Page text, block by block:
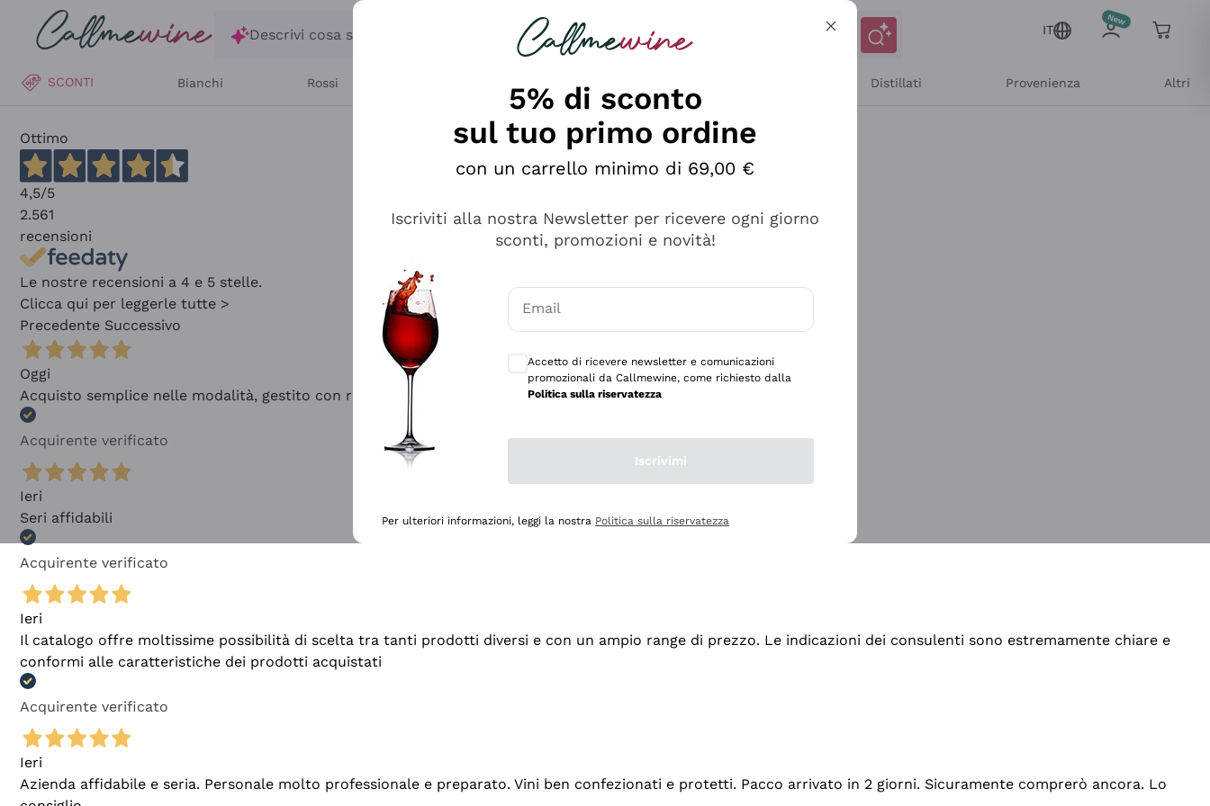
Salta al contenuto principale
Descrivi cosa stai cercando
IT
SCONTI Bianchi Rossi Distillati Provenienza Altri
Ottimo
4,5/5
2.561
recensioni
Le nostre recensioni a 4 e 5 stelle.
Clicca qui per leggerle tutte >
Precedente Successivo
Oggi
Acquisto semplice nelle modalità, gestito con rapidità e professionalità
Acquirente verificato
Ieri
Seri affidabili
Acquirente verificato
Ieri
Il catalogo offre moltissime possibilità di scelta tra tanti prodotti diversi e con un ampio range di prezzo. Le indicazioni dei consulenti sono estremamente chiare e
conformi alle caratteristiche dei prodotti acquistati
Acquirente verificato
Ieri
Azienda affidabile e seria. Personale molto professionale e preparato. Vini ben confezionati e protetti. Pacco arrivato in 2 giorni. Sicuramente comprerò ancora. Lo
5% di sconto
sul tuo primo ordine
con un carrello minimo di 69,00 €
Iscriviti alla nostra Newsletter per ricevere ogni giorno
sconti, promozioni e novità!
Email
Accetto di ricevere newsletter e comunicazioni
promozionali da Callmewine, come richiesto dalla
Politica sulla riservatezza
Iscrivimi
Per ulteriori informazioni, leggi la nostra Politica sulla riservatezza